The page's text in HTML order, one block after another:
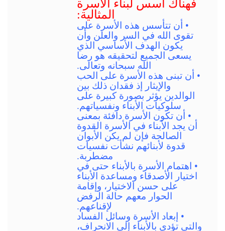
فهناك أسس لبناء الأسرة
المثالية:
• أن تتأسس هذه الأسرة على
تقوى الله في السر والعلن وأن
يكون الهدف الأساسي الذي
يسعى الجميع لتحقيقه هو رضا
الله سبحانه وتعالى.
• أن تبنى هذه الأسرة على الحب
والإيثار إذ فقدان ذلك بين
الوالدين يؤثر بصورة كبيرة على
سلوكيات الأبناء ونفسياتهم.
• أن تكون الأسرة دافئة بمعنى
أن يجد الأبناء في الأسرة القدوة
الصالحة فإن لم يكن الأبوان
قدوة لأبنائهم نشأت نفسيات
مضطربة.
• اهتمام الأسرة بالأبناء حتى في
اختيار الأصدقاء ومساعدة الأبناء
على حسن الاختيار، وإقامة
الحوار معهم حالة الرفض
لإقناعهم.
• إبعاد الأسرة وسائل الفساد
والتي تؤدي بالأبناء إلى الانحراف،